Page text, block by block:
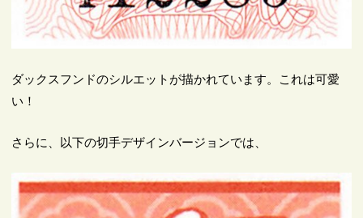
ダックスフンドのシルエットが描かれています。これは可愛
い！
さらに、以下の切手デザインバージョンでは、